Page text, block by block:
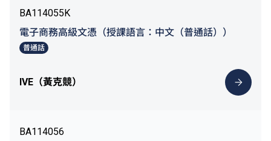
BA114055K
電子商務高級文憑（授課語言：中文（普通話））
普通話
IVE（黃克競）
BA114056